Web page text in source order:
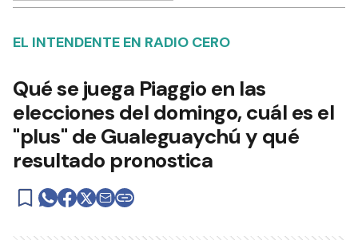
EL INTENDENTE EN RADIO CERO
Qué se juega Piaggio en las
elecciones del domingo, cuál es el
"plus" de Gualeguaychú y qué
resultado pronostica